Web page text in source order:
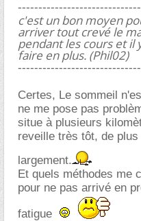
c'est un bon moyen
arriver tout crevé le
pendant les cours et il
faire en plus. (Phil02)
Certes, Le sommeil
ne me pose pas
situe à plusieurs
reveille très tôt, de
largement.
Et quels méthodes me
pour ne pas arrivé en
fatigue